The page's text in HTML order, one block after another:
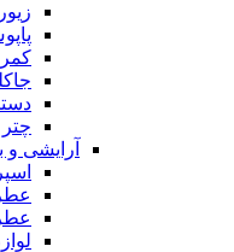
چتر
آرایشی و